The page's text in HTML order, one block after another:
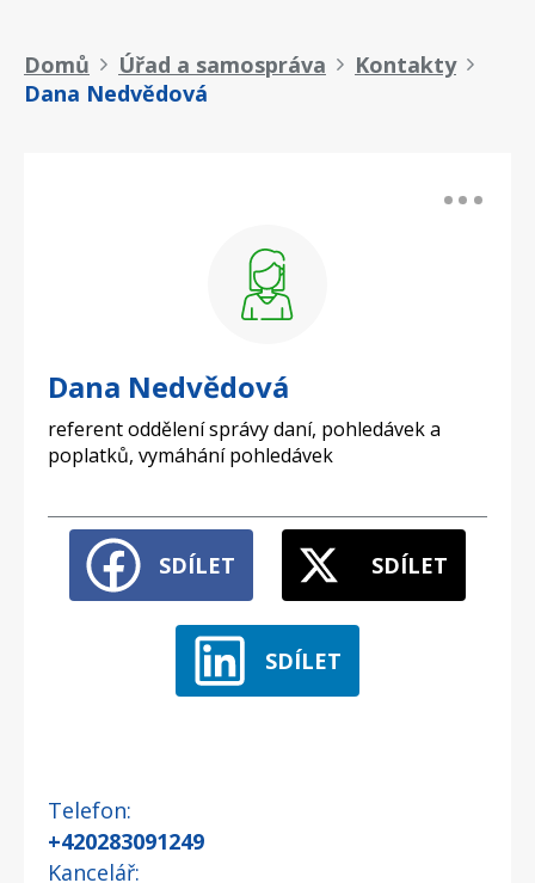
Drobečková
navigace
Domů Úřad a samospráva
Kontakty
Dana Nedvědová
Dana Nedvědová
referent oddělení správy daní, pohledávek a
poplatků, vymáhání pohledávek
SDÍLET SDÍLET
SDÍLET
Telefon
+420283091249
Kancelář